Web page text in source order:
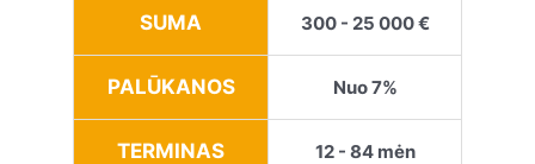
SUMA 300 - 25 000 €
PALŪKANOS Nuo 7%
TERMINAS 12 - 84 mėn